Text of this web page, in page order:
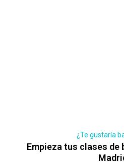
¿Te gustaría
Empieza tus clases de